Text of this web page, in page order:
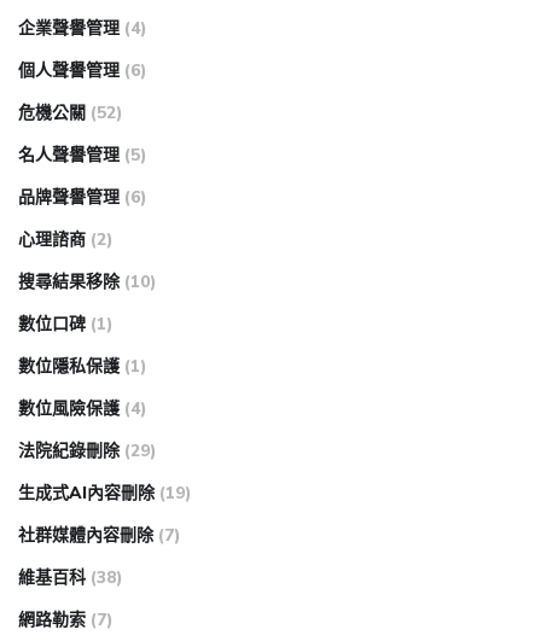
企業聲譽管理 (4)
個人聲譽管理 (6)
危機公關 (52)
名人聲譽管理 (5)
品牌聲譽管理 (6)
心理諮商 (2)
搜尋結果移除 (10)
數位口碑 (1)
數位隱私保護 (1)
數位風險保護 (4)
法院紀錄刪除 (29)
生成式AI內容刪除 (19)
社群媒體內容刪除 (7)
維基百科 (38)
網路勒索 (7)